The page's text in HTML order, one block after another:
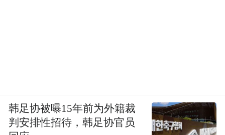
韩足协被曝15年前为外籍裁
判安排性招待，韩足协官员